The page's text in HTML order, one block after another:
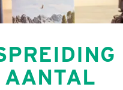
AANTAL